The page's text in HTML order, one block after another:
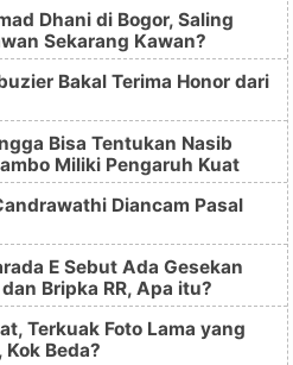
Dhani di Bogor, Saling
Sekarang Kawan?
Bakal Terima Honor dari
Bisa Tentukan Nasib
Miliki Pengaruh Kuat
Diancam Pasal
E Sebut Ada Gesekan
Bripka RR, Apa itu?
Terkuak Foto Lama yang
Beda?